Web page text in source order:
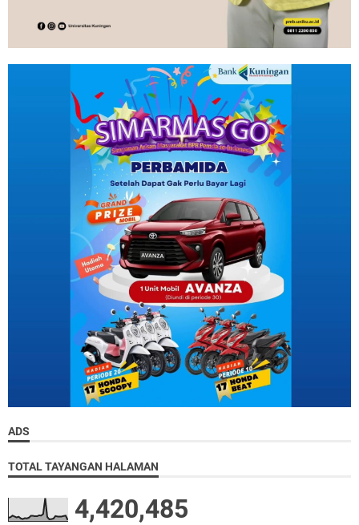
ADS
TOTAL TAYANGAN HALAMAN
4,420,485